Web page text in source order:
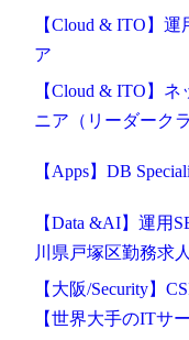
【Cloud & ITO】
ア
【Cloud & ITO】
ニア（リーダークラ
【Apps】DB
【Data &AI】運用
川県戸塚区勤務求人
【大阪/Security】
【世界大手のITサ